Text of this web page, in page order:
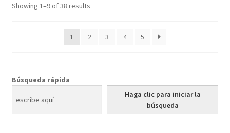
Showing 1–9 of 38 results
1 2 3 4 5
Búsqueda rápida
Haga clic para iniciar la
búsqueda